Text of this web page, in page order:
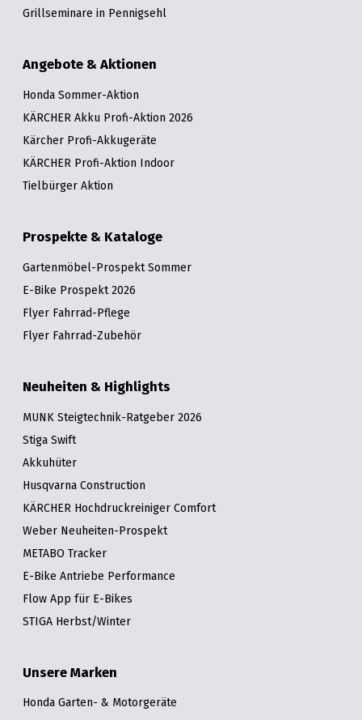
Grillseminare in Pennigsehl
Angebote & Aktionen
Honda Sommer-Aktion
KÄRCHER Akku Profi-Aktion 2026
Kärcher Profi-Akkugeräte
KÄRCHER Profi-Aktion Indoor
Tielbürger Aktion
Prospekte & Kataloge
Gartenmöbel-Prospekt Sommer
E-Bike Prospekt 2026
Flyer Fahrrad-Pflege
Flyer Fahrrad-Zubehör
Neuheiten & Highlights
MUNK Steigtechnik-Ratgeber 2026
Stiga Swift
Akkuhüter
Husqvarna Construction
KÄRCHER Hochdruckreiniger Comfort
Weber Neuheiten-Prospekt
METABO Tracker
E-Bike Antriebe Performance
Flow App für E-Bikes
STIGA Herbst/Winter
Unsere Marken
Honda Garten- & Motorgeräte